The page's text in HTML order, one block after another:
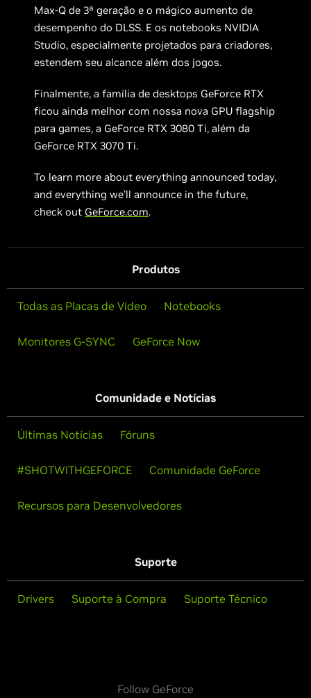
Max-Q de 3ª geração e o mágico aumento de
desempenho do DLSS. E os notebooks NVIDIA
Studio, especialmente projetados para criadores,
estendem seu alcance além dos jogos.
Finalmente, a família de desktops GeForce RTX
ficou ainda melhor com nossa nova GPU flagship
para games, a GeForce RTX 3080 Ti, além da
GeForce RTX 3070 Ti.
To learn more about everything announced today,
and everything we’ll announce in the future,
check out GeForce.com.
Produtos
Todas as Placas de Vídeo Notebooks
Monitores G-SYNC GeForce Now
Comunidade e Notícias
Últimas Notícias Fóruns
#SHOTWITHGEFORCE Comunidade GeForce
Recursos para Desenvolvedores
Suporte
Drivers Suporte à Compra Suporte Técnico
Follow GeForce